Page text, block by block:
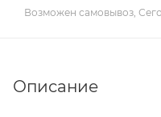
Возможен самовывоз,
Описание